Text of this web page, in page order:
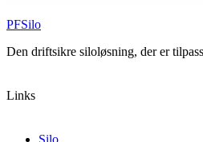
PFSilo
Den driftsikre siloløsning, der er
Links